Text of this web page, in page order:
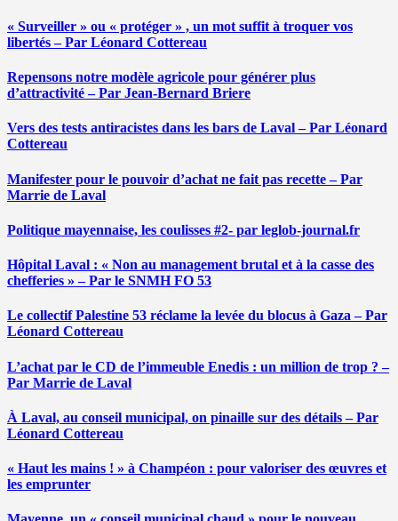
« Surveiller » ou « protéger » , un mot suffit à troquer vos
libertés – Par Léonard Cottereau
Repensons notre modèle agricole pour générer plus
d’attractivité – Par Jean-Bernard Briere
Vers des tests antiracistes dans les bars de Laval – Par Léonard
Cottereau
Manifester pour le pouvoir d’achat ne fait pas recette – Par
Marrie de Laval
Politique mayennaise, les coulisses #2- par leglob-journal.fr
Hôpital Laval : « Non au management brutal et à la casse des
chefferies » – Par le SNMH FO 53
Le collectif Palestine 53 réclame la levée du blocus à Gaza – Par
Léonard Cottereau
L’achat par le CD de l’immeuble Enedis : un million de trop ? –
Par Marrie de Laval
À Laval, au conseil municipal, on pinaille sur des détails – Par
Léonard Cottereau
« Haut les mains ! » à Champéon : pour valoriser des œuvres et
les emprunter